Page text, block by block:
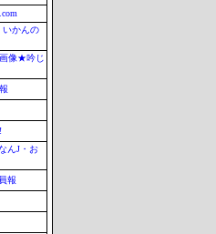
いかんの
像★吟じ
んJ・お
報